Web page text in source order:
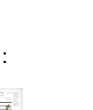
: